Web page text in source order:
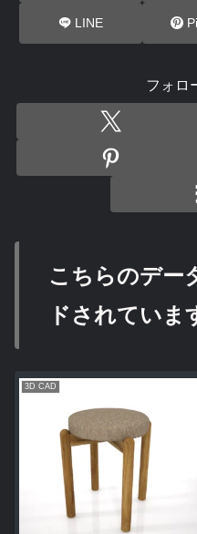
LINE
フォロ
こちらのデー
ドされていま
3D CAD